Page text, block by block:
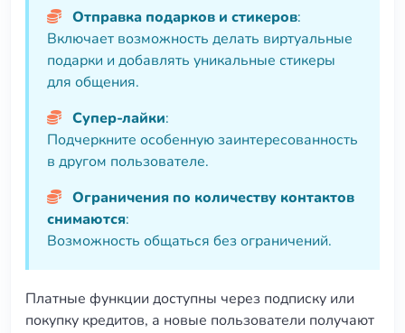
Отправка подарков и стикеров:
Включает возможность делать виртуальные
подарки и добавлять уникальные стикеры
для общения.
Супер-лайки:
Подчеркните особенную заинтересованность
в другом пользователе.
Ограничения по количеству контактов
снимаются:
Возможность общаться без ограничений.
Платные функции доступны через подписку или
покупку кредитов, а новые пользователи получают